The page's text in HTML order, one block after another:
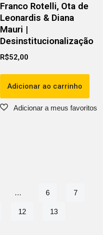
Franco Rotelli, Ota de
Leonardis & Diana
Mauri |
Desinstitucionalização
R$52,00
Adicionar ao carrinho
… 6 7
12 13